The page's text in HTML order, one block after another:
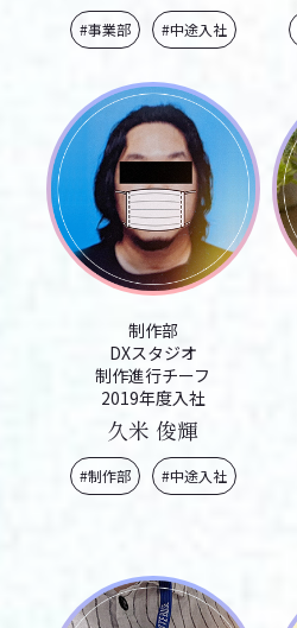
#事業部 #中途入社
制作部
DXスタジオ
制作進行チーフ
2019年度入社
久米 俊輝
#制作部 #中途入社